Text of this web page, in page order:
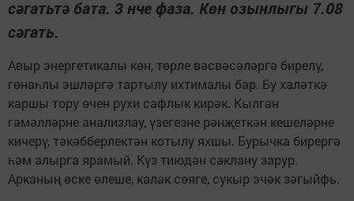
сәгатьтә бата. 3 нче фаза. Көн озынлыгы 7.08
сәгать.
Авыр энергетикалы көн, төрле вәсвәсәләргә бирелү,
гөнаһлы эшләргә тартылу ихтималы бар. Бу халәткә
каршы тору өчен рухи сафлык кирәк. Кылган
гамәлләрне анализлау, үзегезне рәнҗеткән кешеләрне
кичерү, тәкәбберлектән котылу яхшы. Бурычка бирергә
һәм алырга ярамый. Күз тиюдән саклану зарур.
Арканың өске өлеше, калак сөяге, сукыр эчәк зәгыйфь.